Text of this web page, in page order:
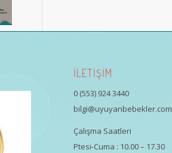
İLETİŞİM
0 (553) 924 3440
bilgi@uyuyanbebekler.com
Çalışma Saatleri
Ptesi-Cuma : 10.00 – 17.30